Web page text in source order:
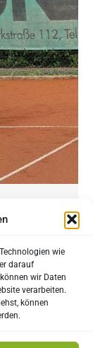
wie
darauf
wir Daten
verarbeiten.
können
sind
aktiven